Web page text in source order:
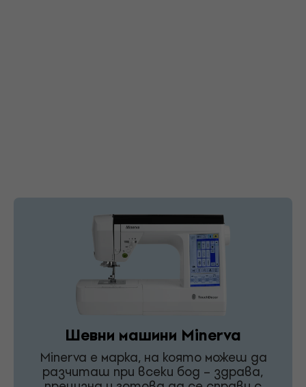
Шевни машини Minerva
Minerva е марка, на която можеш да
разчиташ при всеки бод – здрава,